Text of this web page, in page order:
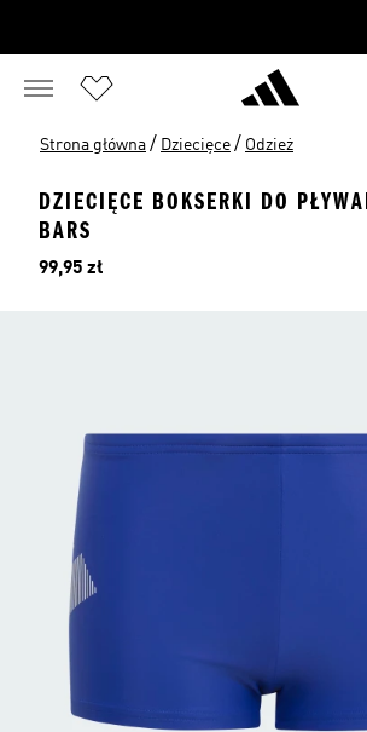
Strona główna / Dziecięce / Odzież
DZIECIĘCE BOKSERKI DO
BARS
Cena
99,95 zł